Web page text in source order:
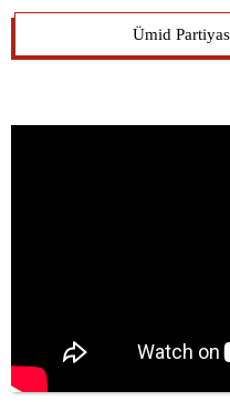
Ümid